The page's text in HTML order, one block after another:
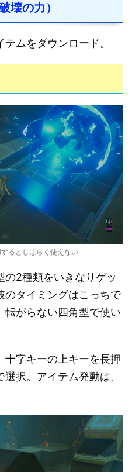
壊の力）
ムをダウンロード。
るとしばらく使えない
2種類をいきなりゲッ
のタイミングはこっちで
転がらない四角型で使い
字キーの上キーを長押
択。アイテム発動は、